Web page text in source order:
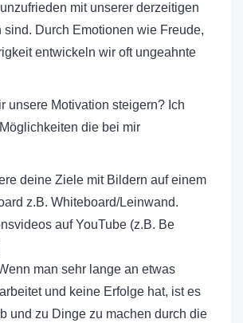
mit unserer derzeitigen
sind. Durch Emotionen wie Freude,
entwickeln wir oft ungeahnte
unsere Motivation steigern? Ich
die bei mir
deine Ziele mit Bildern auf einem
z.B. Whiteboard/Leinwand.
auf YouTube (z.B. Be
man sehr lange an etwas
und keine Erfolge hat, ist es
und zu Dinge zu machen durch die